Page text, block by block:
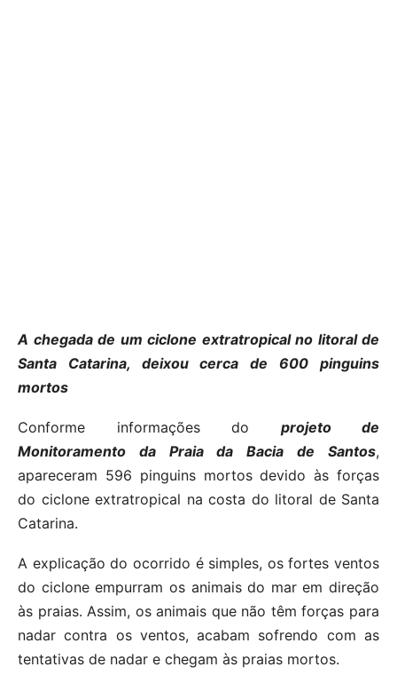
A chegada de um ciclone extratropical no litoral de
Santa Catarina, deixou cerca de 600 pinguins
mortos
Conforme informações do projeto de
Monitoramento da Praia da Bacia de Santos,
apareceram 596 pinguins mortos devido às forças
do ciclone extratropical na costa do litoral de Santa
Catarina.
A explicação do ocorrido é simples, os fortes ventos
do ciclone empurram os animais do mar em direção
às praias. Assim, os animais que não têm forças para
nadar contra os ventos, acabam sofrendo com as
tentativas de nadar e chegam às praias mortos.